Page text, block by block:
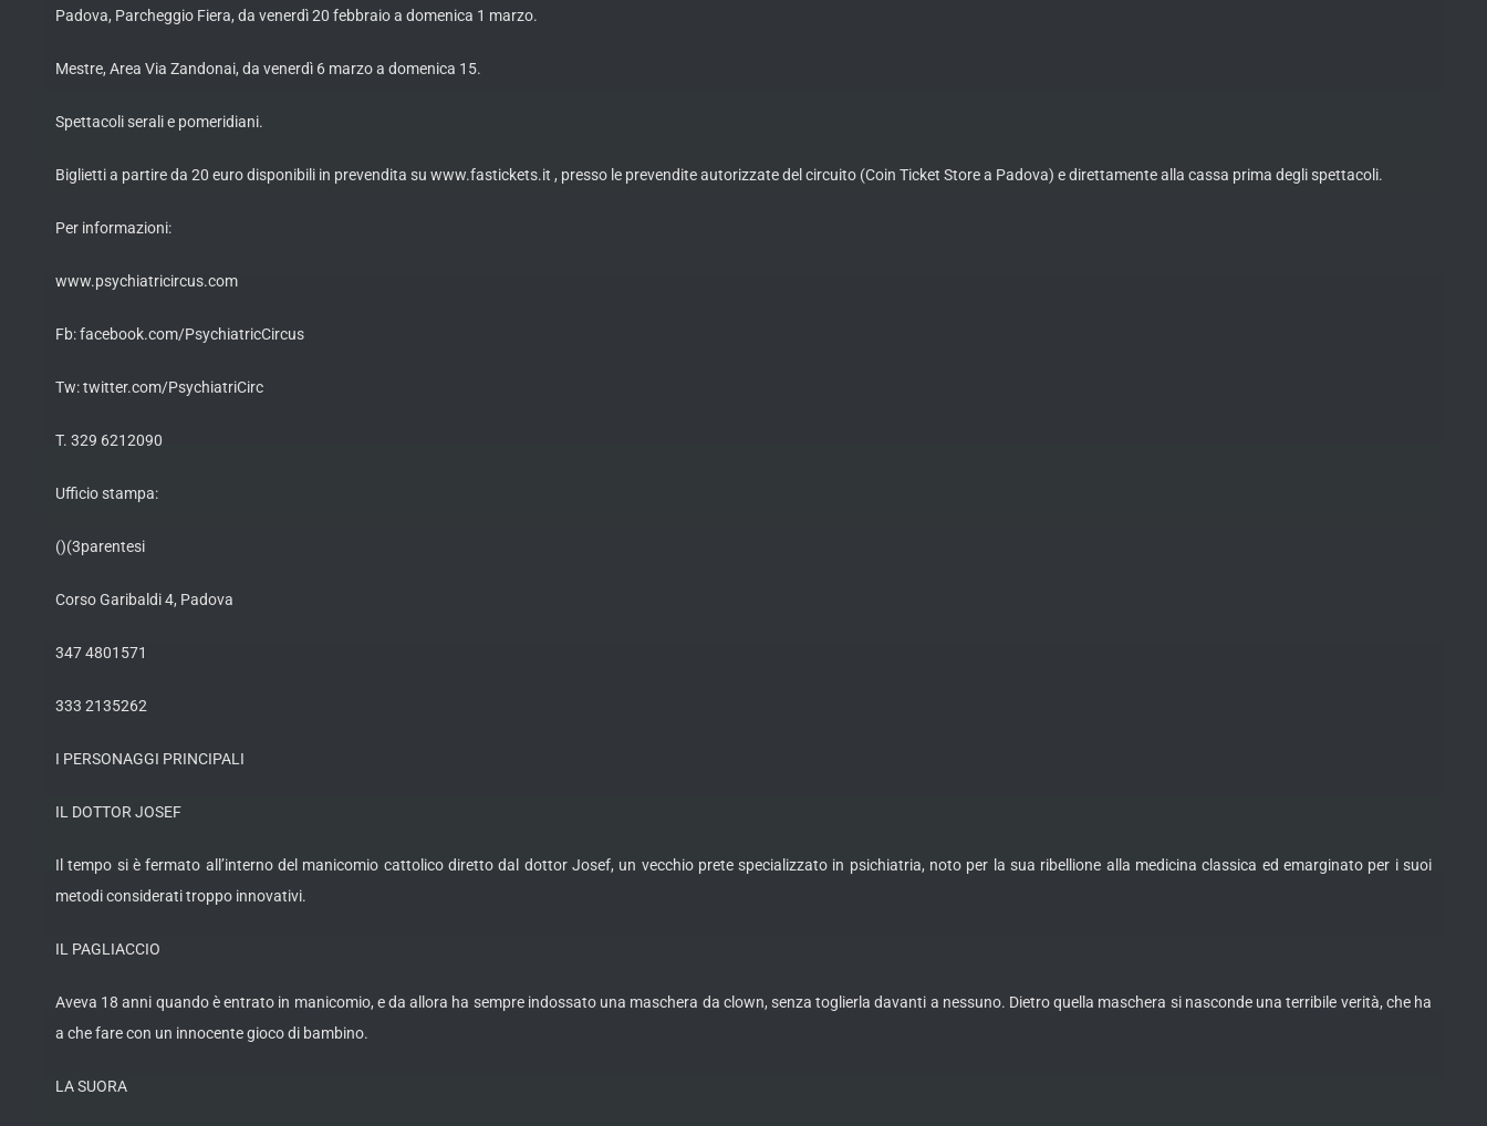
Padova, Parcheggio Fiera, da venerdì 20 febbraio a domenica 1 marzo.
Mestre, Area Via Zandonai, da venerdì 6 marzo a domenica 15.
Spettacoli serali e pomeridiani.
Biglietti a partire da 20 euro disponibili in prevendita su www.fastickets.it , presso le prevendite autorizzate del circuito (Coin Ticket Store a Padova) e direttamente alla cassa prima degli spettacoli.
Per informazioni:
www.psychiatricircus.com
Fb: facebook.com/PsychiatricCircus
Tw: twitter.com/PsychiatriCirc
T. 329 6212090
Ufficio stampa:
()(3parentesi
Corso Garibaldi 4, Padova
347 4801571
333 2135262
I PERSONAGGI PRINCIPALI
IL DOTTOR JOSEF
Il tempo si è fermato all’interno del manicomio cattolico diretto dal dottor Josef, un vecchio prete specializzato in psichiatria, noto per la sua ribellione alla medicina classica ed emarginato per i suoi
metodi considerati troppo innovativi.
IL PAGLIACCIO
Aveva 18 anni quando è entrato in manicomio, e da allora ha sempre indossato una maschera da clown, senza toglierla davanti a nessuno. Dietro quella maschera si nasconde una terribile verità, che ha
a che fare con un innocente gioco di bambino.
LA SUORA